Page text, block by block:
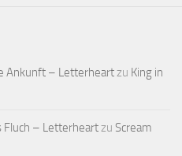
Ankunft – Letterheartzu King in
Fluch – Letterheartzu Scream